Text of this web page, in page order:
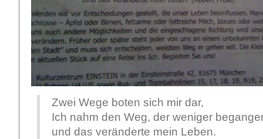
Zwei Wege boten sich mir dar,
Ich nahm den Weg, der weniger
und das veränderte mein Leben.